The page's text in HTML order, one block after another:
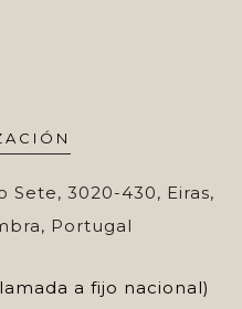
Sete, 3020-430, Eiras,
Portugal
a fijo nacional)